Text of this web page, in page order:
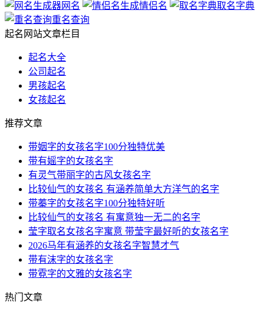
网名
情侣名
取名字典
重名查询
起名网站文章栏目
起名大全
公司起名
男孩起名
女孩起名
推荐文章
带姻字的女孩名字100分独特优美
带有媱字的女孩名字
有灵气带丽字的古风女孩名字
比较仙气的女孩名 有涵养简单大方洋气的名字
带蓁字的女孩名字100分独特好听
比较仙气的女孩名 有寓意独一无二的名字
莹字取名女孩名字寓意 带莹字最好听的女孩名字
2026马年有涵养的女孩名字智慧才气
带有沫字的女孩名字
带霓字的文雅的女孩名字
热门文章